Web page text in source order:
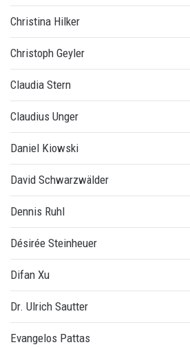
Christina Hilker
Christoph Geyler
Claudia Stern
Claudius Unger
Daniel Kiowski
David Schwarzwälder
Dennis Ruhl
Désirée Steinheuer
Difan Xu
Dr. Ulrich Sautter
Evangelos Pattas